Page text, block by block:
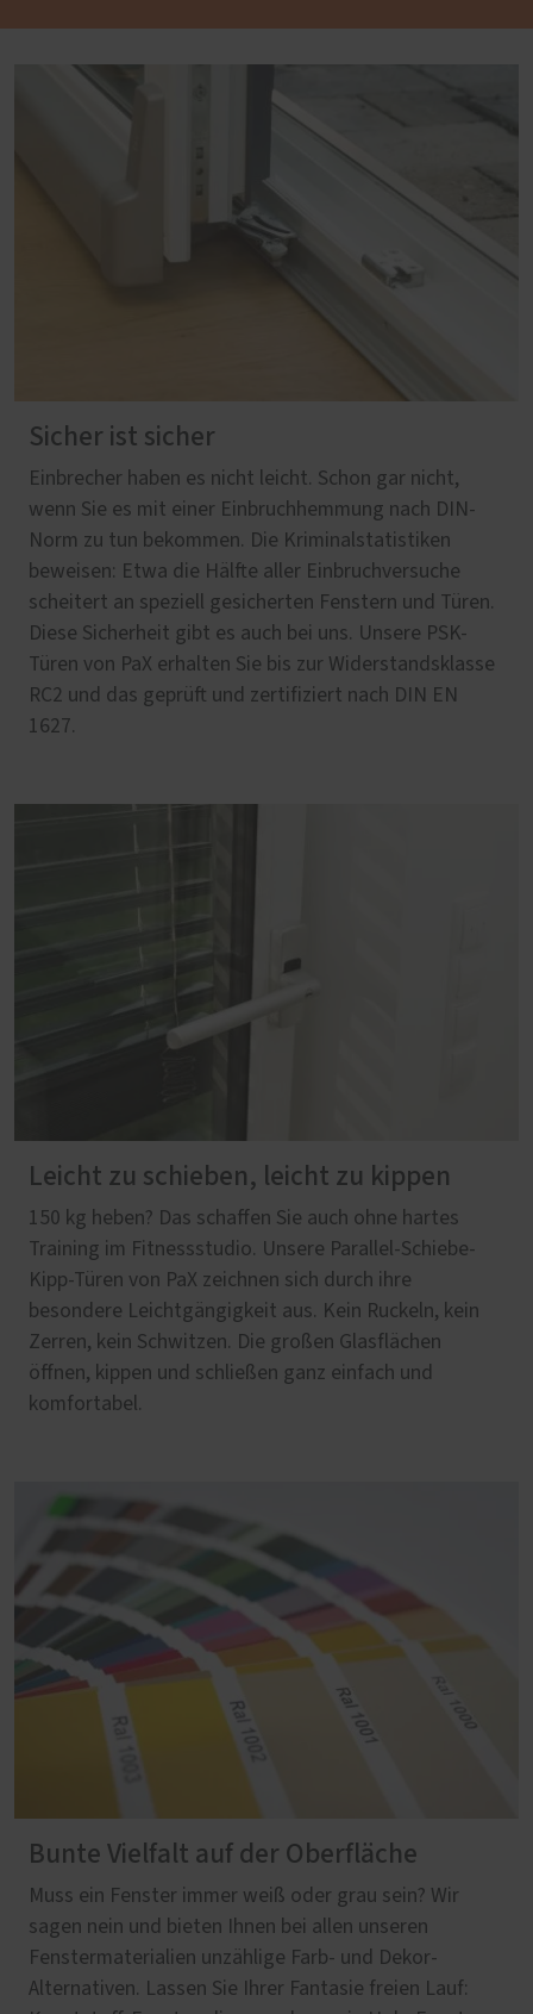
Sicher ist sicher
Einbrecher haben es nicht leicht. Schon gar nicht,
wenn Sie es mit einer Einbruchhemmung nach DIN-
Norm zu tun bekommen. Die Kriminalstatistiken
beweisen: Etwa die Hälfte aller Einbruchversuche
scheitert an speziell gesicherten Fenstern und Türen.
Diese Sicherheit gibt es auch bei uns. Unsere PSK-
Türen von PaX erhalten Sie bis zur Widerstandsklasse
RC2 und das geprüft und zertifiziert nach DIN EN
1627.
Leicht zu schieben, leicht zu kippen
150 kg heben? Das schaffen Sie auch ohne hartes
Training im Fitnessstudio. Unsere Parallel-Schiebe-
Kipp-Türen von PaX zeichnen sich durch ihre
besondere Leichtgängigkeit aus. Kein Ruckeln, kein
Zerren, kein Schwitzen. Die großen Glasflächen
öffnen, kippen und schließen ganz einfach und
komfortabel.
Bunte Vielfalt auf der Oberfläche
Muss ein Fenster immer weiß oder grau sein? Wir
sagen nein und bieten Ihnen bei allen unseren
Fenstermaterialien unzählige Farb- und Dekor-
Alternativen. Lassen Sie Ihrer Fantasie freien Lauf: